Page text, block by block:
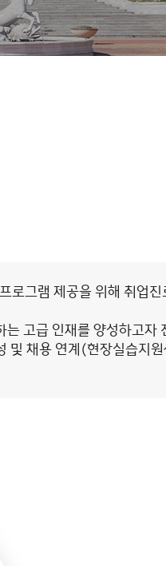
로그램 제공을 위해 취업
고급 인재를 양성하고자
및 채용 연계(현장실습